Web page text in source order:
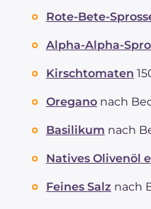
davon gesättigte
Ballaststoffe
Natrium
Rote-Bete-
Alpha-Alpha-
Kirschtomaten
Oregano nach
Basilikum nach
Natives Olivenöl
Feines Salz nach